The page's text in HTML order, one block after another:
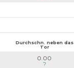
Durchschn. neben das
Tor
0.00
?